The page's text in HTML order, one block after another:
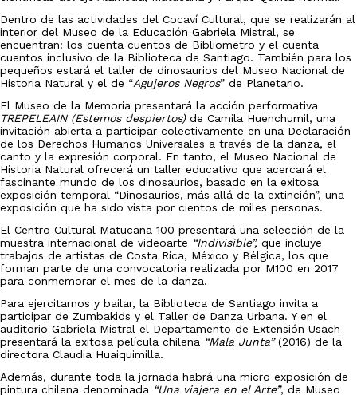
Dentro de las actividades del Cocaví Cultural, que se realizarán al
interior del Museo de la Educación Gabriela Mistral, se
encuentran: los cuenta cuentos de Bibliometro y el cuenta
cuentos inclusivo de la Biblioteca de Santiago. También para los
pequeños estará el taller de dinosaurios del Museo Nacional de
Historia Natural y el de “Agujeros Negros” de Planetario.
El Museo de la Memoria presentará la acción performativa
TREPELEAIN (Estemos despiertos)de Camila Huenchumil, una
invitación abierta a participar colectivamente en una Declaración
de los Derechos Humanos Universales a través de la danza, el
canto y la expresión corporal. En tanto, el Museo Nacional de
Historia Natural ofrecerá un taller educativo que acercará el
fascinante mundo de los dinosaurios, basado en la exitosa
exposición temporal “Dinosaurios, más allá de la extinción”, una
exposición que ha sido vista por cientos de miles personas.
El Centro Cultural Matucana 100 presentará una selección de la
muestra internacional de videoarte “Indivisible”, que incluye
trabajos de artistas de Costa Rica, México y Bélgica, los que
forman parte de una convocatoria realizada por M100 en 2017
para conmemorar el mes de la danza.
Para ejercitarnos y bailar, la Biblioteca de Santiago invita a
participar de Zumbakids y el Taller de Danza Urbana. Y en el
auditorio Gabriela Mistral el Departamento de Extensión Usach
presentará la exitosa película chilena “Mala Junta”(2016) de la
directora Claudia Huaiquimilla.
Además, durante toda la jornada habrá una micro exposición de
pintura chilena denominada “Una viajera en el Arte”, de Museo